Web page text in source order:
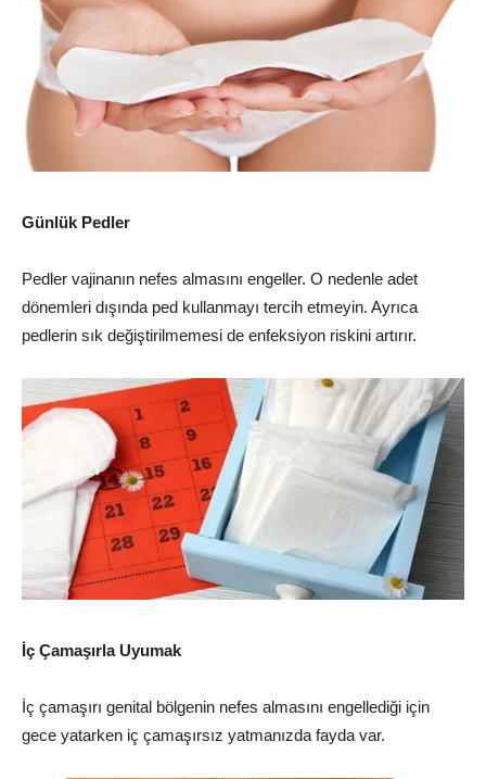
Günlük Pedler
Pedler vajinanın nefes almasını engeller. O nedenle adet
dönemleri dışında ped kullanmayı tercih etmeyin. Ayrıca
pedlerin sık değiştirilmemesi de enfeksiyon riskini artırır.
İç Çamaşırla Uyumak
İç çamaşırı genital bölgenin nefes almasını engellediği için
gece yatarken iç çamaşırsız yatmanızda fayda var.